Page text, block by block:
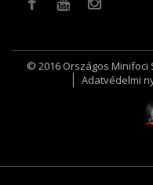
© 2016 Országos Minifoci
Adatvédelmi